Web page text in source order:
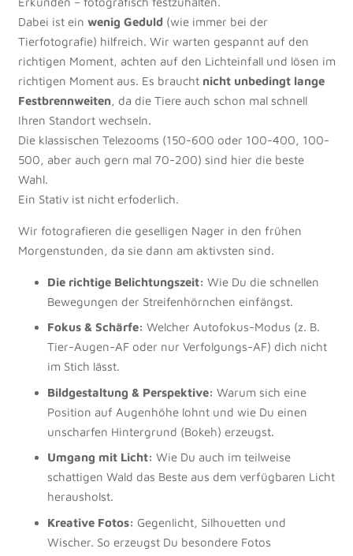
Dabei ist ein wenig Geduld (wie immer bei der
Tierfotografie) hilfreich. Wir warten gespannt auf den
richtigen Moment, achten auf den Lichteinfall und lösen im
richtigen Moment aus. Es brauchtnicht unbedingt lange
Festbrennweiten, da die Tiere auch schon mal schnell
Ihren Standort wechseln.
Die klassischen Telezooms (150-600 oder 100-400, 100-
500, aber auch gern mal 70-200) sind hier die beste
Wahl.
Ein Stativ ist nicht erfoderlich.
Wir fotografieren die geselligen Nager in den frühen
Morgenstunden, da sie dann am aktivsten sind.
Die richtige Belichtungszeit: Wie Du die schnellen
Bewegungen der Streifenhörnchen einfängst.
Fokus & Schärfe: Welcher Autofokus-Modus (z. B.
Tier-Augen-AF oder nur Verfolgungs-AF) dich nicht
im Stich lässt.
Bildgestaltung & Perspektive: Warum sich eine
Position auf Augenhöhe lohnt und wie Du einen
unscharfen Hintergrund (Bokeh) erzeugst.
Umgang mit Licht: Wie Du auch im teilweise
schattigen Wald das Beste aus dem verfügbaren Licht
herausholst.
Kreative Fotos: Gegenlicht, Silhouetten und
Wischer. So erzeugst Du besondere Fotos